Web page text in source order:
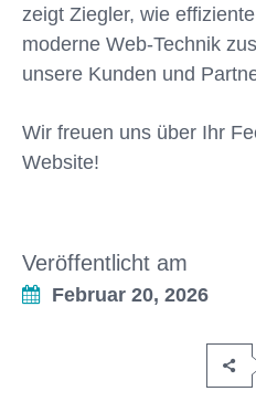
zeigt Ziegler, wie
moderne Web-Technik
unsere Kunden und
Wir freuen uns über Ihr
Website!
Veröffentlicht am
Februar 20, 2026